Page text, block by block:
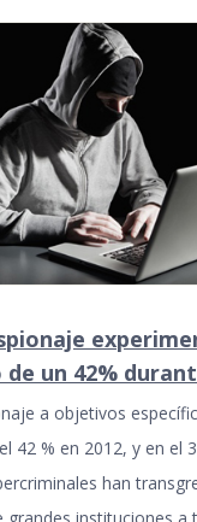
un 42%
a objetivos
42 % en 2012, y en el
han